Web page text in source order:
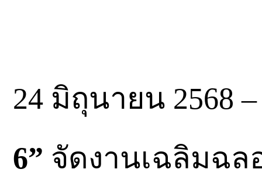
24 มิถุนายน 2568
6” จัดงานเฉลิมฉ